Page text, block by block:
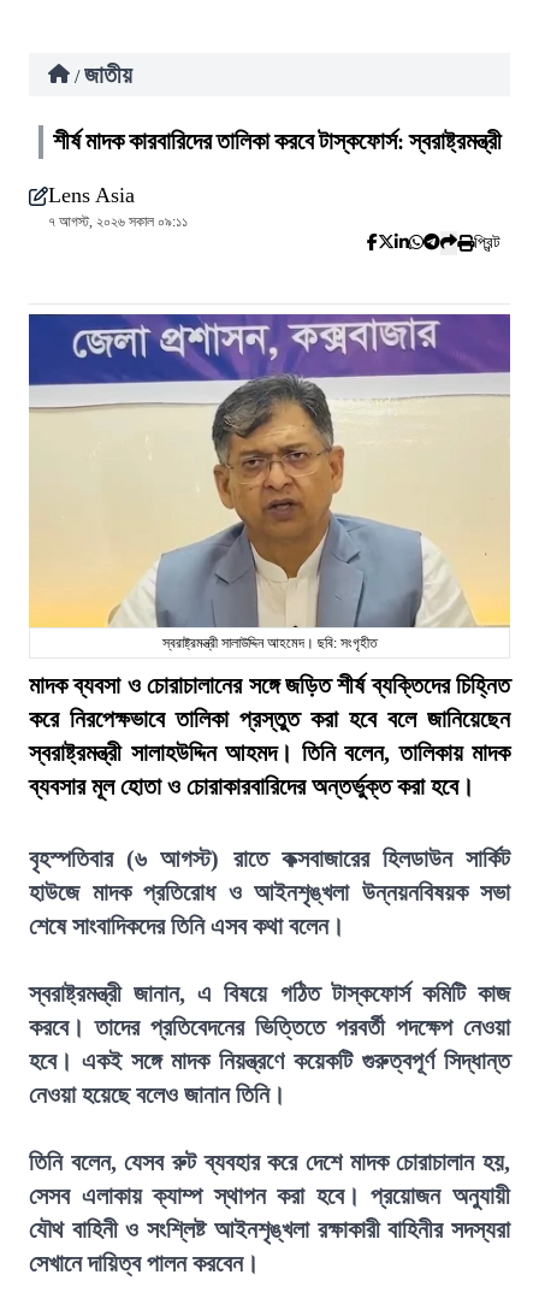
/ জাতীয়
শীর্ষ মাদক কারবারিদের তালিকা করবে টাস্কফোর্স: স্বরাষ্ট্রমন্ত্রী
Lens Asia
৭ আগস্ট, ২০২৬ সকাল ০৯:১১
প্রিন্ট
স্বরাষ্ট্রমন্ত্রী সালাউদ্দিন আহমেদ। ছবি: সংগৃহীত
মাদক ব্যবসা ও চোরাচালানের সঙ্গে জড়িত শীর্ষ ব্যক্তিদের চিহ্নিত
করে নিরপেক্ষভাবে তালিকা প্রস্তুত করা হবে বলে জানিয়েছেন
স্বরাষ্ট্রমন্ত্রী সালাহউদ্দিন আহমদ। তিনি বলেন, তালিকায় মাদক
ব্যবসার মূল হোতা ও চোরাকারবারিদের অন্তর্ভুক্ত করা হবে।
বৃহস্পতিবার (৬ আগস্ট) রাতে কক্সবাজারের হিলডাউন সার্কিট
হাউজে মাদক প্রতিরোধ ও আইনশৃঙ্খলা উন্নয়নবিষয়ক সভা
শেষে সাংবাদিকদের তিনি এসব কথা বলেন।
স্বরাষ্ট্রমন্ত্রী জানান, এ বিষয়ে গঠিত টাস্কফোর্স কমিটি কাজ
করবে। তাদের প্রতিবেদনের ভিত্তিতে পরবর্তী পদক্ষেপ নেওয়া
হবে। একই সঙ্গে মাদক নিয়ন্ত্রণে কয়েকটি গুরুত্বপূর্ণ সিদ্ধান্ত
নেওয়া হয়েছে বলেও জানান তিনি।
তিনি বলেন, যেসব রুট ব্যবহার করে দেশে মাদক চোরাচালান হয়,
সেসব এলাকায় ক্যাম্প স্থাপন করা হবে। প্রয়োজন অনুযায়ী
যৌথ বাহিনী ও সংশ্লিষ্ট আইনশৃঙ্খলা রক্ষাকারী বাহিনীর সদস্যরা
সেখানে দায়িত্ব পালন করবেন।